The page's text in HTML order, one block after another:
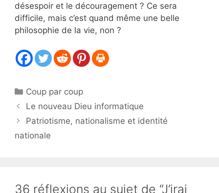
désespoir et le découragement ? Ce sera
difficile, mais c’est quand même une belle
philosophie de la vie, non ?
Catégories
Coup par coup
Le nouveau Dieu informatique
Patriotisme, nationalisme et identité
nationale
36 réflexions au sujet de “J’irai